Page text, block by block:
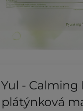
- Calming